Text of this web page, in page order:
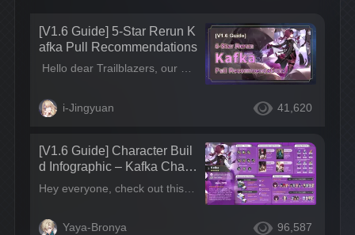
[V1.6 Guide] 5-Star Rerun K
afka Pull Recommendations
i-Jingyuan 41,620
[V1.6 Guide] Character Buil
d Infographic – Kafka Chara
cter Guide
Yaya-Bronya 96,587